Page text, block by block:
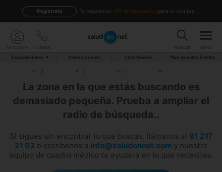
te regalamos -5% de descuento para tu compra
Regístrate
LLAMAR
MI CUENTA BUSCAR MENU
Especialidades Videoconsulta Chat Médico Plan de salud Fidelity
La zona en la que estás buscando es
demasiado pequeña. Prueba a ampliar el
radio de búsqueda..
Si sigues sin encontrar lo que buscas, llámanos al 91 217
21 93 o escríbenos a info@saludonnet.com y nuestro
equipo de cuadro médico te ayudará en lo que necesites.